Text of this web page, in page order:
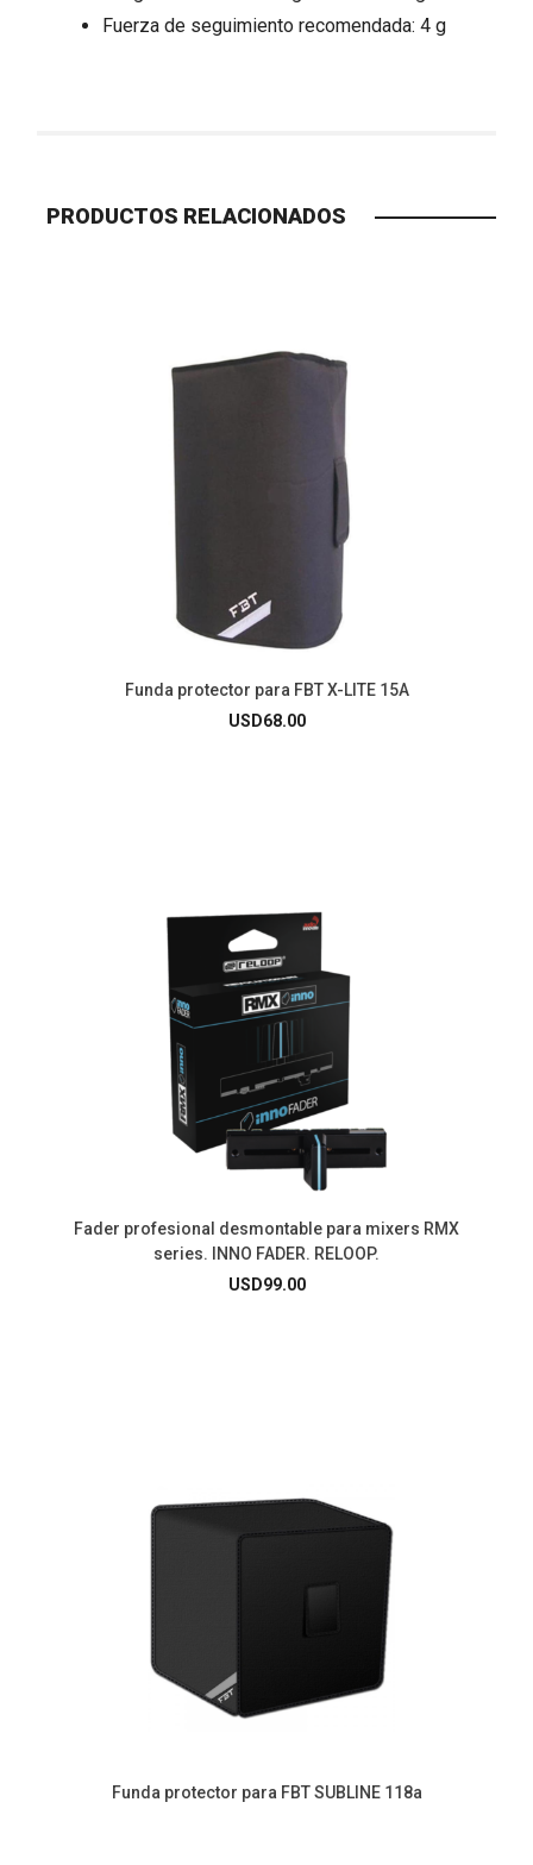
Fuerza de seguimiento recomendada: 4 g
PRODUCTOS RELACIONADOS
Funda protector para FBT X-LITE 15A
USD68.00
Fader profesional desmontable para mixers RMX
series. INNO FADER. RELOOP.
USD99.00
Funda protector para FBT SUBLINE 118a